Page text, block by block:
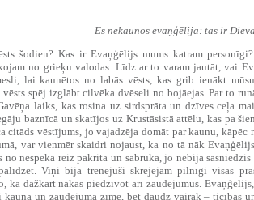
Es nekaunos evaņģēlija: tas ir
šodien? Kas ir Evaņģēlijs mums katram
no grieķu valodas. Līdz ar to varam jautāt, vai
lai kaunētos no labās vēsts, kas grib ienākt
vēsts spēj izglābt cilvēka dvēseli no bojāejas. Par to
laiks, kas rosina uz sirdsprāta un dzīves ceļa
baznīcā un skatījos uz Krustāsistā attēlu, kas pa
citāds vēstījums, jo vajadzēja domāt par kaunu,
var vienmēr skaidri nojaust, ka no tā nāk
no nespēka reiz pakrita un sabruka, jo nebija
Viņi bija trenējuši skrējējam pilnīgi visas
ka dažkārt nākas piedzīvot arī zaudējumus.
un zaudējuma zīme, bet daudz vairāk – ticības